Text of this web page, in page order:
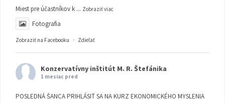
Miest pre účastníkov k ... Zobraziť viac
Fotografia
Zobraziť na Facebooku · Zdieľať
Konzervatívny inštitút M. R. Štefánika
1 mesiac pred
POSLEDNÁ ŠANCA PRIHLÁSIŤ SA NA KURZ EKONOMICKÉHO MYSLENIA